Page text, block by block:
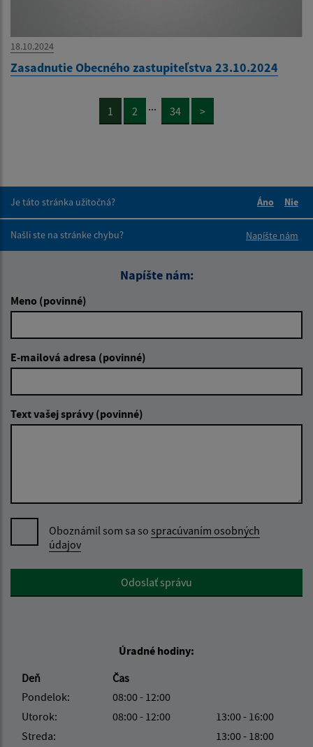
18.10.2024
Zasadnutie Obecného zastupiteľstva 23.10.2024
1 2 ... 34 >
Je táto stránka užitočná?
Áno
Nie
Našli ste na stránke chybu?
Napíšte nám
Napíšte nám:
Meno (povinné)
E-mailová adresa (povinné)
Text vašej správy (povinné)
Oboznámil som sa so spracúvaním osobných
údajov
Google reCaptcha ResponseOdoslať správu
Úradné hodiny:
Deň
Čas
Pondelok:
08:00 - 12:00
Utorok:
08:00 - 12:00
13:00 - 16:00
Streda:
13:00 - 18:00